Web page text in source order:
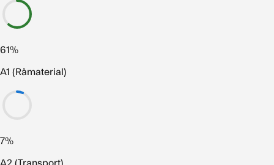
61%
A1 (Råmaterial)
7%